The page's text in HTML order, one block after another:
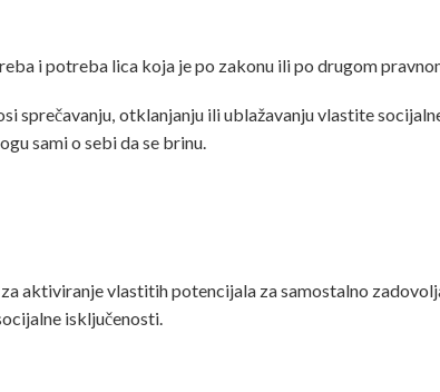
i potreba lica koja je po zakonu ili po drugom
sprečavanju, otklanjanju ili ublažavanju vlastite
sami o sebi da se brinu.
aktiviranje vlastitih potencijala za samostalno
isključenosti.